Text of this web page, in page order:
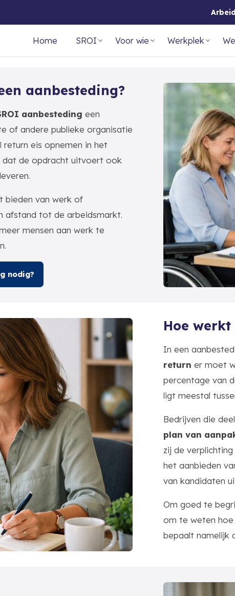
Home SROI Voor wie Werkplek
aanbesteding?
aanbesteding een
of andere publieke organisatie
eis opnemen in het
de opdracht uitvoert ook
bieden van werk of
afstand tot de arbeidsmarkt.
mensen aan werk te
nodig?
Hoe
In een
return er moet
percentage van
ligt meestal
Bedrijven die
plan van
zij de
het aanbieden
van kandidaten
Om goed te
om te weten
bepaalt namelijk